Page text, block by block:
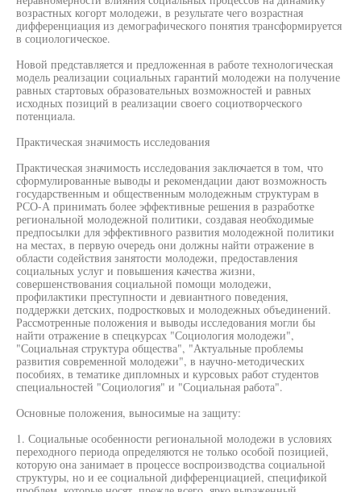
возрастных когорт молодежи, в результате чего возрастная
дифференциация из демографического понятия трансформируется
в социологическое.
Новой представляется и предложенная в работе технологическая
модель реализации социальных гарантий молодежи на получение
равных стартовых образовательных возможностей и равных
исходных позиций в реализации своего социотворческого
потенциала.
Практическая значимость исследования
Практическая значимость исследования заключается в том, что
сформулированные выводы и рекомендации дают возможность
государственным и общественным молодежным структурам в
РСО-А принимать более эффективные решения в разработке
региональной молодежной политики, создавая необходимые
предпосылки для эффективного развития молодежной политики
на местах, в первую очередь они должны найти отражение в
области содействия занятости молодежи, предоставления
социальных услуг и повышения качества жизни,
совершенствования социальной помощи молодежи,
профилактики преступности и девиантного поведения,
поддержки детских, подростковых и молодежных объединений.
Рассмотренные положения и выводы исследования могли бы
найти отражение в спецкурсах "Социология молодежи",
"Социальная структура общества", "Актуальные проблемы
развития современной молодежи", в научно-методических
пособиях, в тематике дипломных и курсовых работ студентов
специальностей "Социология" и "Социальная работа".
Основные положения, выносимые на защиту:
1. Социальные особенности региональной молодежи в условиях
переходного периода определяются не только особой позицией,
которую она занимает в процессе воспроизводства социальной
структуры, но и ее социальной дифференциацией, спецификой